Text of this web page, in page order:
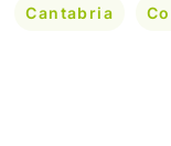
Cantabria